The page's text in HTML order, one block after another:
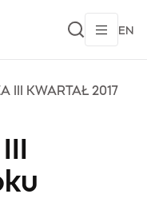
EN
III KWARTAŁ 2017